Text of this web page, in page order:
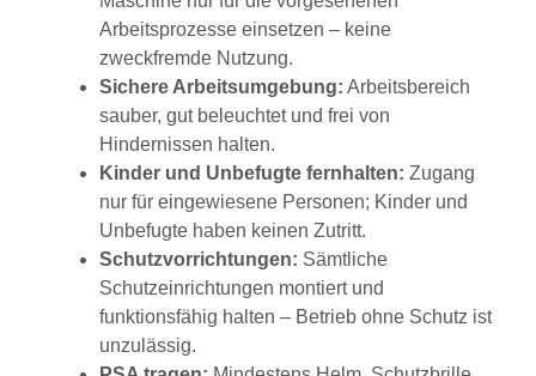
Arbeitsprozesse einsetzen – keine
zweckfremde Nutzung.
Sichere Arbeitsumgebung: Arbeitsbereich
sauber, gut beleuchtet und frei von
Hindernissen halten.
Kinder und Unbefugte fernhalten: Zugang
nur für eingewiesene Personen; Kinder und
Unbefugte haben keinen Zutritt.
Schutzvorrichtungen: Sämtliche
Schutzeinrichtungen montiert und
funktionsfähig halten – Betrieb ohne Schutz ist
unzulässig.